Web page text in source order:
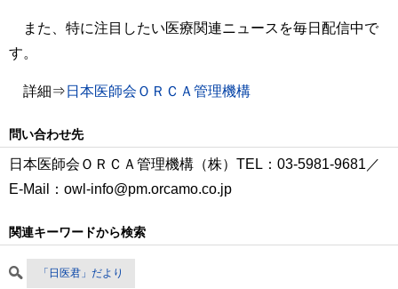
また、特に注目したい医療関連ニュースを毎日配信中で
す。
詳細⇒ 日本医師会ＯＲＣＡ管理機構
問い合わせ先
日本医師会ＯＲＣＡ管理機構（株）TEL：03-5981-9681／
E-Mail：owl-info@pm.orcamo.co.jp
関連キーワードから検索
「日医君」だより